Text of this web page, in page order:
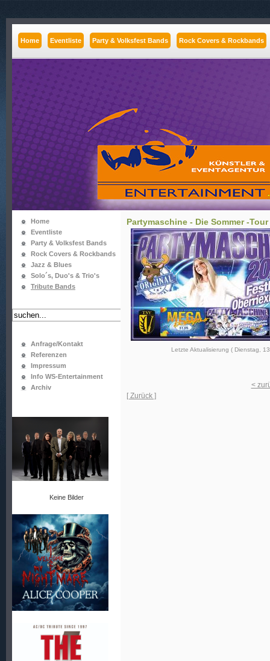
Home Eventliste Party & Volksfest Bands Rock Covers & Rockbands
Home
Eventliste
Party & Volksfest Bands
Rock Covers & Rockbands
Jazz & Blues
Solo´s, Duo's & Trio's
Tribute Bands
Anfrage/Kontakt
Referenzen
Impressum
Info WS-Entertainment
Archiv
Keine Bilder
Partymaschine - Die Sommer -Tour
Letzte Aktualisierung ( Dienstag,
<
[ Zurück ]